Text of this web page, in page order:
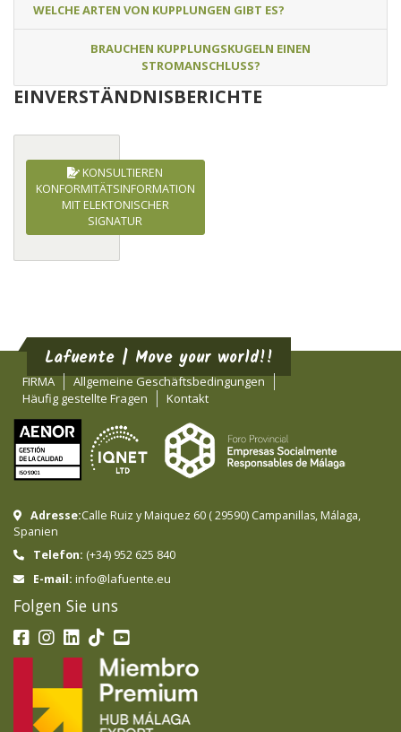
WELCHE ARTEN VON KUPPLUNGEN GIBT ES?
BRAUCHEN KUPPLUNGSKUGELN EINEN
STROMANSCHLUSS?
EINVERSTÄNDNISBERICHTE
KONSULTIEREN
KONFORMITÄTSINFORMATION
MIT ELEKTONISCHER
SIGNATUR
Lafuente | Move your world!!
FIRMA
Allgemeine Geschäftsbedingungen
Häufig gestellte Fragen
Kontakt
Adresse:Calle Ruiz y Maiquez 60 (29590) Campanillas, Málaga,
Spanien
Telefon: (+34) 952 625 840
E-mail: info@lafuente.eu
Folgen Sie uns